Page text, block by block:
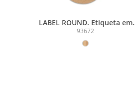
LABEL ROUND. Etiqueta em
papel 100% reciclado (700 g/m²)
com formato circular
93672